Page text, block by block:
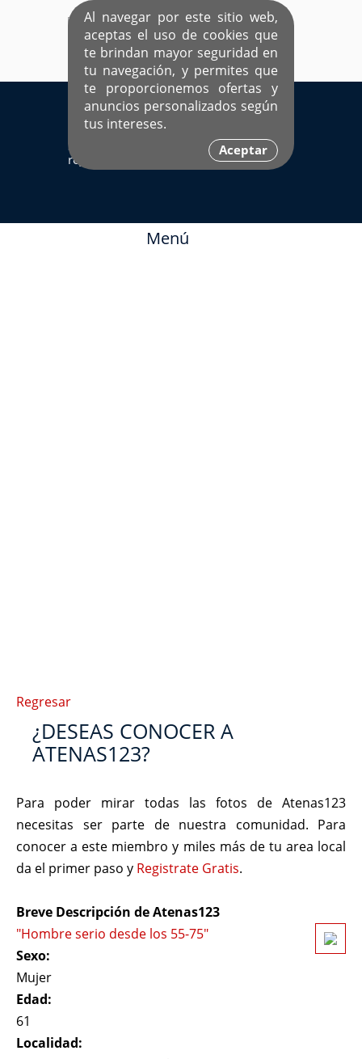
Al navegar por este sitio web,
aceptas el uso de cookies que
te brindan mayor seguridad en
tu navegación, y permites que
te proporcionemos ofertas y
anuncios personalizados según
tus intereses.
Aceptar
EL ÚNICO SITIO DEDICADO A SOLTEROS
HISPANOS COMO TÚ
Ingresa aquí
Sí ya estás
registrado
Menú
Regresar
¿DESEAS CONOCER A
ATENAS123?
Para poder mirar todas las fotos de Atenas123
necesitas ser parte de nuestra comunidad. Para
conocer a este miembro y miles más de tu area local
da el primer paso y Registrate Gratis.
Breve Descripción de Atenas123
"Hombre serio desde los 55-75"
Sexo:
Mujer
Edad:
61
Localidad: